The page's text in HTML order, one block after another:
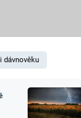
dávnověku